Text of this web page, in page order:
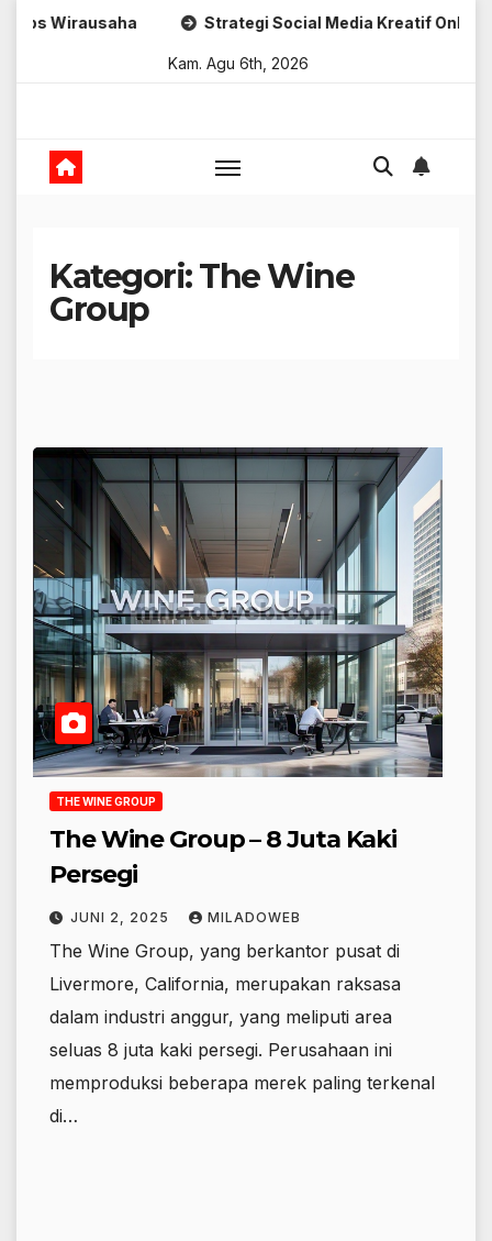
Skip
Strategi Social Media Kreatif Online Strategi
Kam. Agu 6th, 2026
Kategori:The Wine
Group
THE WINE GROUP
The Wine Group – 8 Juta Kaki
Persegi
JUNI 2, 2025 MILADOWEB
The Wine Group, yang berkantor pusat di
Livermore, California, merupakan raksasa
dalam industri anggur, yang meliputi area
seluas 8 juta kaki persegi. Perusahaan ini
memproduksi beberapa merek paling terkenal
di…